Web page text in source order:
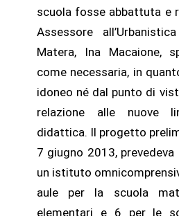
scuola fosse abbattuta e
Assessore
Matera, Ina Macaione,
come necessaria, in
idoneo né dal punto di
relazione alle nuove
didattica. Il progetto
7 giugno 2013,
un istituto
aule per la scuola
elementari e 6 per le